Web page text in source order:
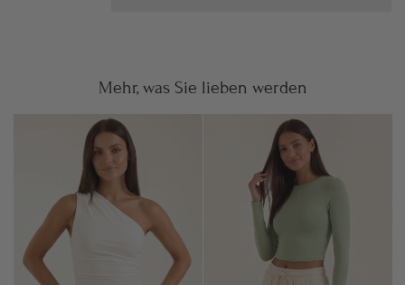
Mehr, was Sie lieben werden